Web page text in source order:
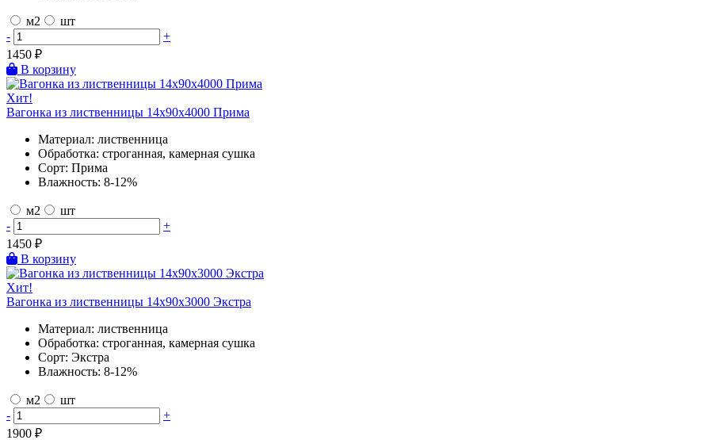
м2
шт
-
+
1450 ₽
В корзину
Хит!
Вагонка из лиственницы 14х90х4000 Прима
Материал: лиственница
Обработка: строганная, камерная сушка
Сорт: Прима
Влажность: 8-12%
м2
шт
-
+
1450 ₽
В корзину
Хит!
Вагонка из лиственницы 14х90х3000 Экстра
Материал: лиственница
Обработка: строганная, камерная сушка
Сорт: Экстра
Влажность: 8-12%
м2
шт
-
+
1900 ₽